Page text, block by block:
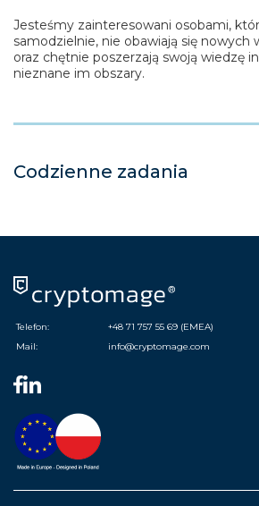
Jesteśmy zainteresowani osobami,
samodzielnie, nie obawiają się
oraz chętnie poszerzają swoją wiedzę
nieznane im obszary.
Codzienne zadania
Telefon:
+48 71 757 55 69 (EMEA)
Mail:
info@cryptomage.com